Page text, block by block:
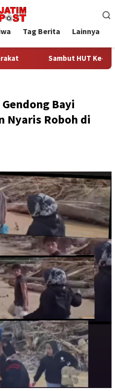
Tag Berita Lainnya
HUT Ke-81 Kemerdekaan
Bayi
Nyaris Roboh di